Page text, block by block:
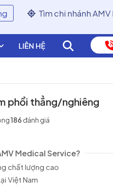
Tìm chi nhánh AMV
LIÊN HỆ
phổi thẳng/nghiêng
186đánh giá
Medical Service?
chất lượng cao
Việt Nam